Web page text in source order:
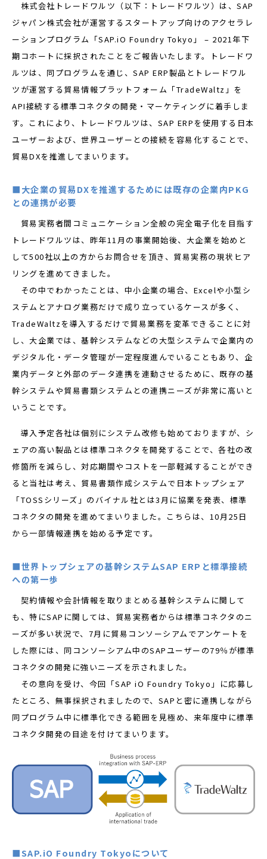
株式会社トレードワルツ（以下：トレードワルツ）は、SAP
ジャパン株式会社が運営するスタートアップ向けのアクセラレ
ーションプログラム「SAP.iO Foundry Tokyo」 – 2021年下
期コホートに採択されたことをご報告いたします。トレードワ
ルツは、同プログラムを通じ、SAP ERP製品とトレードワル
ツが運営する貿易情報プラットフォーム「TradeWaltz」を
API接続する標準コネクタの開発・マーケティングに着手しま
す。これにより、トレードワルツは、SAP ERPを使用する日本
ユーザーおよび、世界ユーザーとの接続を容易化することで、
貿易DXを推進してまいります。
■大企業の貿易DXを推進するためには既存の企業内PKG
との連携が必要
貿易実務者間コミュニケーション全般の完全電子化を目指す
トレードワルツは、昨年11月の事業開始後、大企業を始めと
して500社以上の方からお問合せを頂き、貿易実務の現状ヒア
リングを進めてきました。
その中でわかったことは、中小企業の場合、Excelや小型シ
ステムとアナログ業務だけで成り立っているケースが多く、
TradeWaltzを導入するだけで貿易業務を変革できることに対
し、大企業では、基幹システムなどの大型システムで企業内の
デジタル化・データ管理が一定程度進んでいることもあり、企
業内データと外部のデータ連携を連動させるために、既存の基
幹システムや貿易書類システムとの連携ニーズが非常に高いと
いうことです。
導入予定各社は個別にシステム改修も始めておりますが、シ
ェアの高い製品とは標準コネクタを開発することで、各社の改
修箇所を減らし、対応期間やコストを一部軽減することができ
ると当社は考え、貿易書類作成システムで日本トップシェア
「TOSSシリーズ」のバイナル社とは3月に協業を発表、標準
コネクタの開発を進めてまいりました。こちらは、10月25日
から一部情報連携を始める予定です。
■世界トップシェアの基幹システムSAP ERPと標準接続
への第一歩
契約情報や会計情報を取りまとめる基幹システムに関して
も、特にSAPに関しては、貿易実務者からは標準コネクタのニ
ーズが多い状況で、7月に貿易コンソーシアムでアンケートを
した際には、同コンソーシアム中のSAPユーザーの79％が標準
コネクタの開発に強いニーズを示されました。
その意向を受け、今回「SAP iO Foundry Tokyo」に応募し
たところ、無事採択されましたので、SAPと密に連携しながら
同プログラム中に標準化できる範囲を見極め、来年度中に標準
コネクタ開発の目途を付けてまいります。
■SAP.iO Foundry Tokyoについて